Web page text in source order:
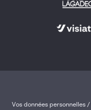
Vos données personnelles/